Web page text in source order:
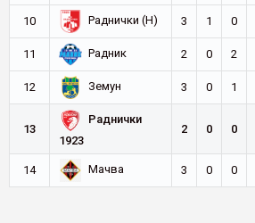
10 Раднички (Н) 3 1 0
11 Радник 2 0 2
12 Земун 3 0 1
13
Раднички
1923
2 0 0
14 Мачва 3 0 0